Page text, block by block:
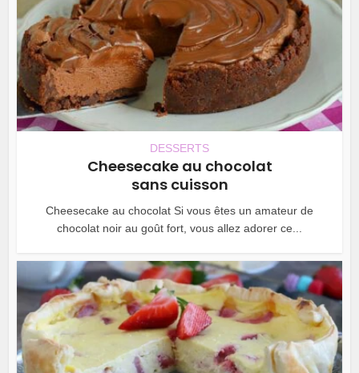
DESSERTS
Cheesecake au chocolat
sans cuisson
Cheesecake au chocolat Si vous êtes un amateur de
chocolat noir au goût fort, vous allez adorer ce...